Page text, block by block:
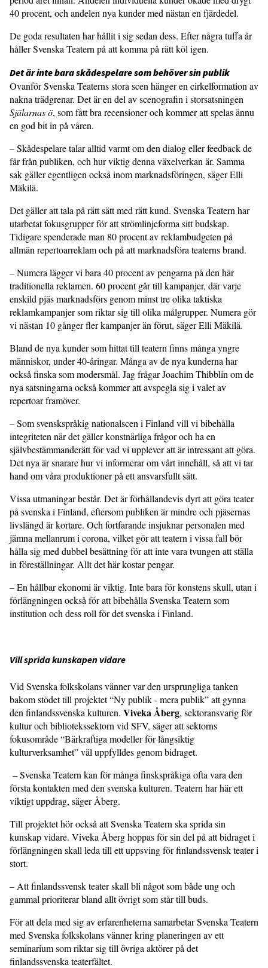
40 procent, och andelen nya kunder med nästan en fjärdedel.
De goda resultaten har hållit i sig sedan dess. Efter några tuffa år
håller Svenska Teatern på att komma på rätt köl igen.
Det är inte bara skådespelare som behöver sin publik
Ovanför Svenska Teaterns stora scen hänger en cirkelformation av
nakna trädgrenar. Det är en del av scenografin i storsatsningen
Själarnas ö, som fått bra recensioner och kommer att spelas ännu
en god bit in på våren.
– Skådespelare talar alltid varmt om den dialog eller feedback de
får från publiken, och hur viktig denna växelverkan är. Samma
sak gäller egentligen också inom marknadsföringen, säger Elli
Mäkilä.
Det gäller att tala på rätt sätt med rätt kund. Svenska Teatern har
utarbetat fokusgrupper för att strömlinjeforma sitt budskap.
Tidigare spenderade man 80 procent av reklambudgeten på
allmän repertoarreklam och på att marknadsföra teaterns brand.
– Numera lägger vi bara 40 procent av pengarna på den här
traditionella reklamen. 60 procent går till kampanjer, där varje
enskild pjäs marknadsförs genom minst tre olika taktiska
reklamkampanjer som riktar sig till olika målgrupper. Numera gör
vi nästan 10 gånger fler kampanjer än förut, säger Elli Mäkilä.
Bland de nya kunder som hittat till teatern finns många yngre
människor, under 40-åringar. Många av de nya kunderna har
också finska som modersmål. Jag frågar Joachim Thibblin om de
nya satsningarna också kommer att avspegla sig i valet av
repertoar framöver.
– Som svenskspråkig nationalscen i Finland vill vi bibehålla
integriteten när det gäller konstnärliga frågor och ha en
självbestämmanderätt för vad vi upplever att är intressant att göra.
Det nya är snarare hur vi informerar om vårt innehåll, så att vi tar
hand om våra produktioner på ett ansvarsfullt sätt.
Vissa utmaningar består. Det är förhållandevis dyrt att göra teater
på svenska i Finland, eftersom publiken är mindre och pjäsernas
livslängd är kortare. Och fortfarande insjuknar personalen med
jämna mellanrum i corona, vilket gör att teatern i vissa fall bör
hålla sig med dubbel besättning för att inte vara tvungen att ställa
in föreställningar. Allt det här kostar pengar.
– En hållbar ekonomi är viktig. Inte bara för konstens skull, utan i
förlängningen också för att bibehålla Svenska Teatern som
institution och dess roll för det svenska i Finland.
Vill sprida kunskapen vidare
Vid Svenska folkskolans vänner var den ursprungliga tanken
bakom stödet till projektet “Ny publik - mera publik” att gynna
den finlandssvenska kulturen. Viveka Åberg, sektoransvarig för
kultur och bibliotekssektorn vid SFV, säger att sektorns
fokusområde “Bärkraftiga modeller för långsiktig
kulturverksamhet” väl uppfylldes genom bidraget.
– Svenska Teatern kan för många finskspråkiga ofta vara den
första kontakten med den svenska kulturen. Teatern har här ett
viktigt uppdrag, säger Åberg.
Till projektet hör också att Svenska Teatern ska sprida sin
kunskap vidare. Viveka Åberg hoppas för sin del på att bidraget i
förlängningen skall leda till ett uppsving för finlandssvensk teater i
stort.
– Att finlandssvensk teater skall bli något som både ung och
gammal prioriterar bland allt övrigt som står till buds.
För att dela med sig av erfarenheterna samarbetar Svenska Teatern
med Svenska folkskolans vänner kring planeringen av ett
seminarium som riktar sig till övriga aktörer på det
finlandssvenska teaterfältet.